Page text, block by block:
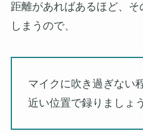
距離があればあるほど、
しまうので、
マイクに吹き過ぎない
近い位置で録りましょう